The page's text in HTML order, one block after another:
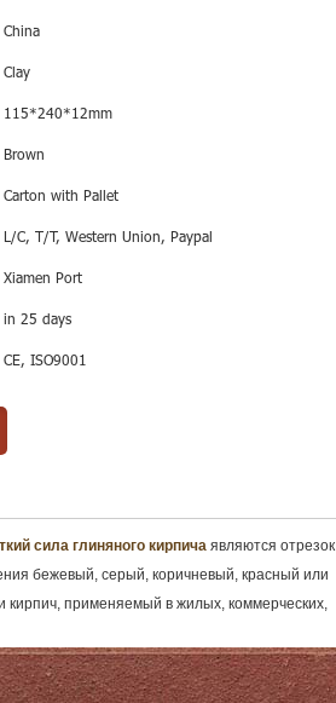
China
Clay
115*240*12mm
Brown
Carton with Pallet
L/C, T/T, Western Union, Paypal
Xiamen Port
in 25 days
CE, ISO9001
сила глиняного кирпича являются отрезок
бежевый, серый, коричневый, красный или
применяемый в жилых, коммерческих,